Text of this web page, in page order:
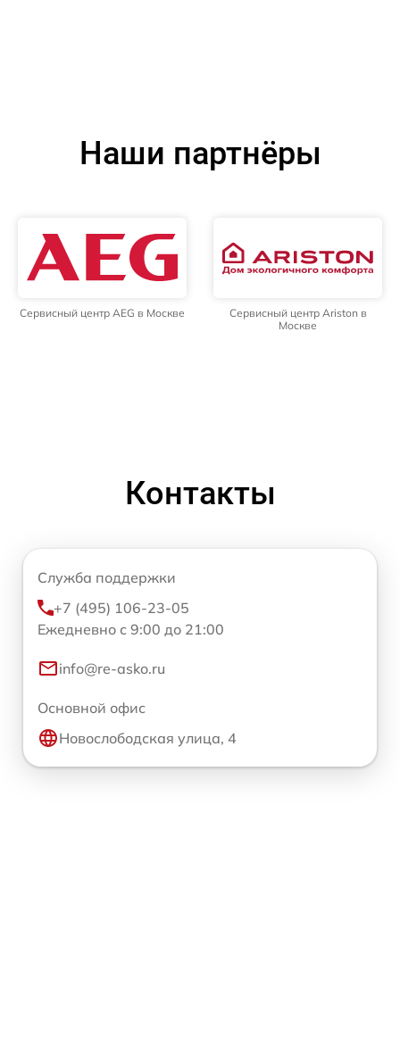
Наши партнёры
Сервисный центр AEG в Москве
Сервисный центр Ariston в
Москве
Контакты
Служба поддержки
+7 (495) 106-23-05
Ежедневно с 9:00 до 21:00
info@re-asko.ru
Основной офис
Новослободская улица, 4